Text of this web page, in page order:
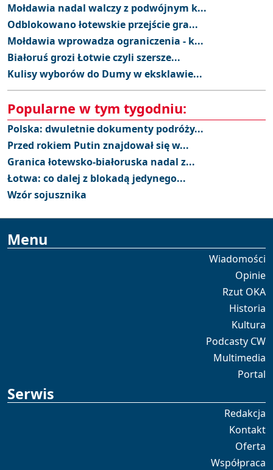
Mołdawia nadal walczy z podwójnym k...
Odblokowano łotewskie przejście gra...
Mołdawia wprowadza ograniczenia - k...
Białoruś grozi Łotwie czyli szersze...
Kulisy wyborów do Dumy w eksklawie...
Popularne w tym tygodniu:
Polska: dwuletnie dokumenty podróży...
Przed rokiem Putin znajdował się w...
Granica łotewsko-białoruska nadal z...
Łotwa: co dalej z blokadą jedynego...
Wzór sojusznika
Menu
Wiadomości
Opinie
Rzut OKA
Historia
Kultura
Podcasty CW
Multimedia
Portal
Serwis
Redakcja
Kontakt
Oferta
Współpraca